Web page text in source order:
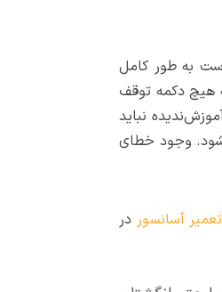
به طور کامل
هیچ دکمه توقف
نباید
شود. وجود خطای
تعمیر آسانسور در